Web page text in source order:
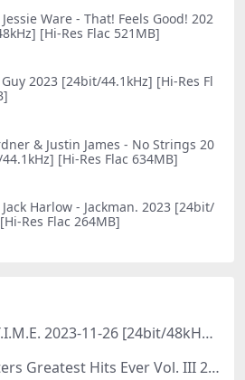
Jessie Ware - That! Feels Good! 202
[Hi-Res Flac 521MB]
Guy 2023 [24bit/44.1kHz] [Hi-Res Fl
& Justin James - No Striпgs 20
[Hi-Res Flac 634MB]
Jack Harlow - Jackman. 2023 [24bit/
Res Flac 264MB]
G.E.M. 邓紫棋 - T.I.M.E. 2023-11-26 [24bit/48kHz] [Hi-Res Flac 313MB]
VA - Hi-Res Masters Greatest Hits Ever Vol. III 2023 [24Bit/192kHz] [Hi-Res Flac 10.5GB]